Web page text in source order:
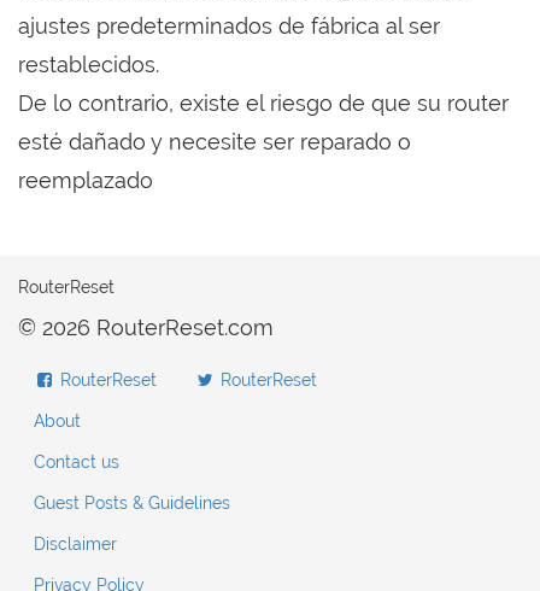
ajustes predeterminados de fábrica al ser
restablecidos.
De lo contrario, existe el riesgo de que su router
esté dañado y necesite ser reparado o
reemplazado
RouterReset
© 2026 RouterReset.com
RouterReset RouterReset
About
Contact us
Guest Posts & Guidelines
Disclaimer
Privacy Policy